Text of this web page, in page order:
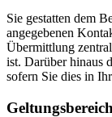
Sie gestatten dem
angegebenen
Übermittlung
ist. Darüber hinaus
sofern Sie dies in